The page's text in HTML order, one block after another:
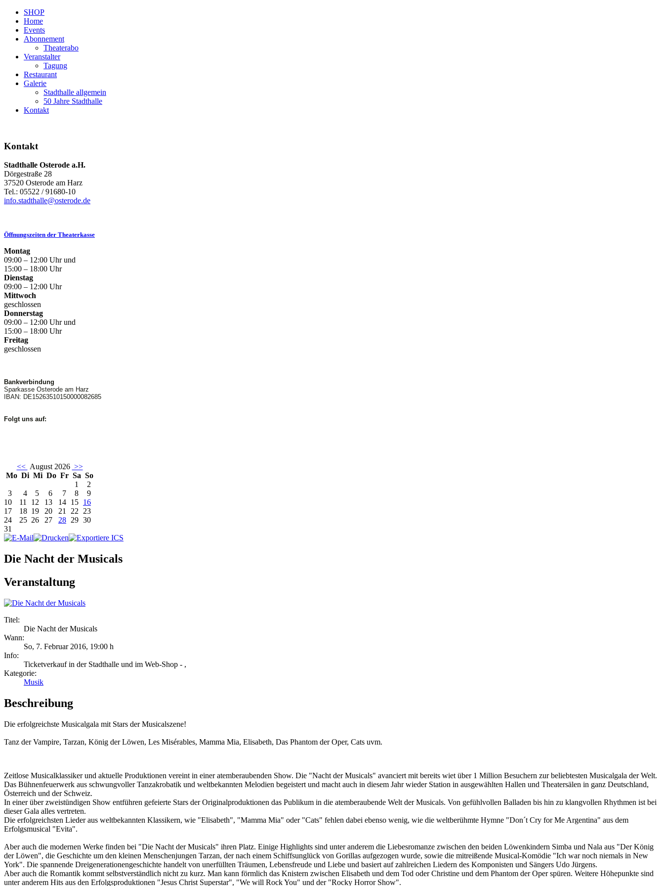
SHOP
Home
Events
Abonnement
Theaterabo
Veranstalter
Tagung
Restaurant
Galerie
Stadthalle allgemein
50 Jahre Stadthalle
Kontakt
Kontakt
Stadthalle Osterode a.H.
Dörgestraße 28
37520 Osterode am Harz
Tel.: 05522 / 91680-10
info.stadthalle@osterode.de
Öffnungszeiten der Theaterkasse
Montag
09:00 – 12:00 Uhr und
15:00 – 18:00 Uhr
Dienstag
09:00 – 12:00 Uhr
Mittwoch
geschlossen
Donnerstag
09:00 – 12:00 Uhr und
15:00 – 18:00 Uhr
Freitag
geschlossen
Bankverbindung
Sparkasse Osterode am Harz
IBAN: DE15263510150000082685
Folgt uns auf:
<< August 2026 >>
Mo Di Mi Do Fr Sa So
1
2
3
4 5 6 7 8
9
10
11 12 13 14 15 16
17
18 19 20 21 22 23
24
25 26 27 28 29 30
31
Die Nacht der Musicals
Veranstaltung
Titel:
Die Nacht der Musicals
Wann:
So, 7. Februar 2016, 19:00 h
Info:
Ticketverkauf in der Stadthalle und im Web-Shop - ,
Kategorie:
Musik
Beschreibung
Die erfolgreichste Musicalgala mit Stars der Musicalszene!
Tanz der Vampire, Tarzan, König der Löwen, Les Misérables, Mamma Mia, Elisabeth, Das Phantom der Oper, Cats uvm.
Zeitlose Musicalklassiker und aktuelle Produktionen vereint in einer atemberaubenden Show. Die "Nacht der Musicals" avanciert mit bereits wiet über 1 Million Besuchern zur beliebtesten Musicalgala der Welt.
Das Bühnenfeuerwerk aus schwungvoller Tanzakrobatik und weltbekannten Melodien begeistert und macht auch in diesem Jahr wieder Station in ausgewählten Hallen und Theatersälen in ganz Deutschland,
Österreich und der Schweiz.
In einer über zweistündigen Show entführen gefeierte Stars der Originalproduktionen das Publikum in die atemberaubende Welt der Musicals. Von gefühlvollen Balladen bis hin zu klangvollen Rhythmen ist bei
dieser Gala alles vertreten.
Die erfolgreichsten Lieder aus weltbekannten Klassikern, wie "Elisabeth", "Mamma Mia" oder "Cats" fehlen dabei ebenso wenig, wie die weltberühmte Hymne "Don´t Cry for Me Argentina" aus dem
Erfolgsmusical "Evita".
Aber auch die modernen Werke finden bei "Die Nacht der Musicals" ihren Platz. Einige Highlights sind unter anderem die Liebesromanze zwischen den beiden Löwenkindern Simba und Nala aus "Der König
der Löwen", die Geschichte um den kleinen Menschenjungen Tarzan, der nach einem Schiffsunglück von Gorillas aufgezogen wurde, sowie die mitreißende Musical-Komödie "Ich war noch niemals in New
York". Die spannende Dreigenerationengeschichte handelt von unerfüllten Träumen, Lebensfreude und Liebe und basiert auf zahlreichen Liedern des Komponisten und Sängers Udo Jürgens.
Aber auch die Romantik kommt selbstverständlich nicht zu kurz. Man kann förmlich das Knistern zwischen Elisabeth und dem Tod oder Christine und dem Phantom der Oper spüren. Weitere Höhepunkte sind
unter anderem Hits aus den Erfolgsproduktionen "Jesus Christ Superstar", "We will Rock You" und der "Rocky Horror Show".